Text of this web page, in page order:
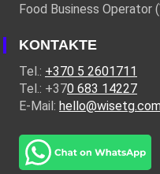
Food Business Operator
KONTAKTE
Tel.: +370 5 2601711
Tel.: +370 683 14227
E-Mail: